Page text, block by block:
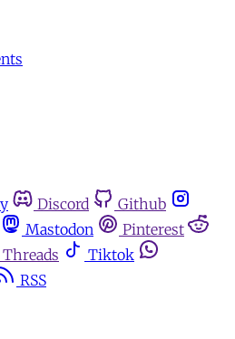
Discord
Github
Mastodon
Pinterest
Threads
Tiktok
RSS